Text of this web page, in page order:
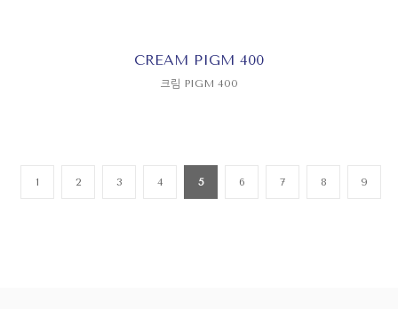
CREAM PIGM 400
크림 PIGM 400
1 2 3 4 5 6 7 8 9